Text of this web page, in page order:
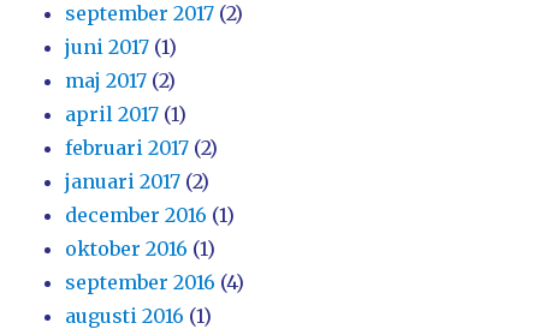
september 2017 (2)
juni 2017 (1)
maj 2017 (2)
april 2017 (1)
februari 2017 (2)
januari 2017 (2)
december 2016 (1)
oktober 2016 (1)
september 2016 (4)
augusti 2016 (1)